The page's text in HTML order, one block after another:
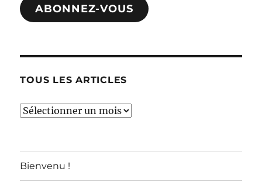
ABONNEZ-VOUS
TOUS LES ARTICLES
TOUS
Bienvenu !